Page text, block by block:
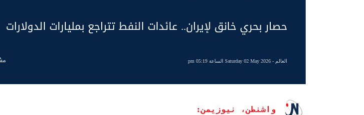
حصار بحري خانق لإيران.. عائدات النفط تتراجع بمليارات الدولارات
العالم - Saturday 02 May 2026 الساعة 05:19 pm
واشنطن، نيوزيمن: